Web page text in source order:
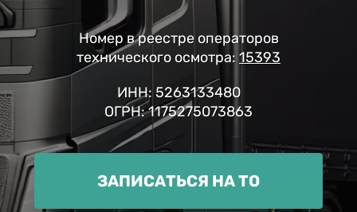
Номер в реестре операторов
технического осмотра: 15393
ИНН: 5263133480
ОГРН: 1175275073863
ЗАПИСАТЬСЯ НА ТО